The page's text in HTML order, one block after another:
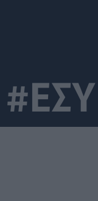
#ΕΣΥ